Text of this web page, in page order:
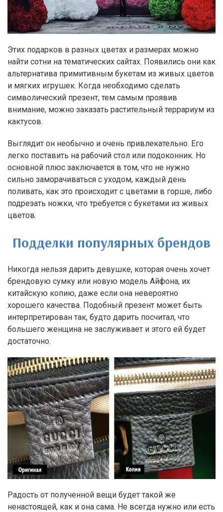
Этих подарков в разных цветах и размерах можно
найти сотни на тематических сайтах. Появились они как
альтернатива примитивным букетам из живых цветов
и мягких игрушек. Когда необходимо сделать
символический презент, тем самым проявив
внимание, можно заказать растительный террариум из
кактусов.
Выглядит он необычно и очень привлекательно. Его
легко поставить на рабочий стол или подоконник. Но
основной плюс заключается в том, что не нужно
сильно заморачиваться с уходом, каждый день
поливать, как это происходит с цветами в горше, либо
подрезать ножки, что требуется с букетами из живых
цветов.
Подделки популярных брендов
Никогда нельзя дарить девушке, которая очень хочет
брендовую сумку или новую модель Айфона, их
китайскую копию, даже если она невероятно
хорошего качества. Подобный презент может быть
интерпретирован так, будто дарить посчитал, что
большего женщина не заслуживает и этого ей будет
достаточно.
Радость от полученной вещи будет такой же
ненастоящей, как и она сама. Не всегда нужно или есть